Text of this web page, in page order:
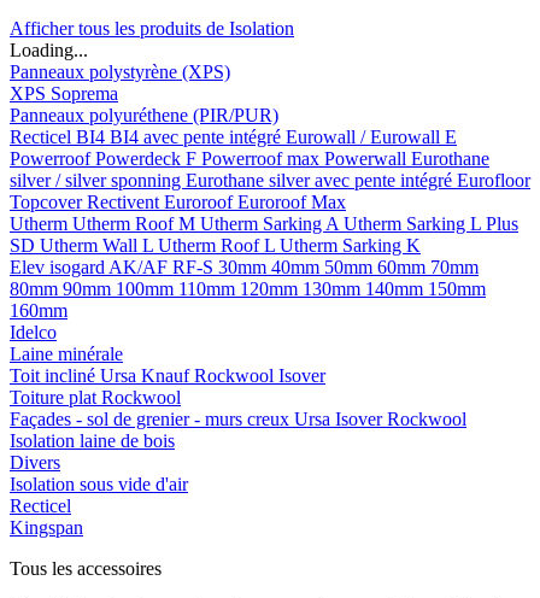
Afficher tous les produits de Isolation
Loading...
Panneaux polystyrène (XPS)
XPS Soprema
Panneaux polyuréthene (PIR/PUR)
Recticel BI4 BI4 avec pente intégré Eurowall / Eurowall E
PowerroofPowerdeck F Powerroof max Powerwall Eurothane
silver / silver sponning Eurothane silver avec pente intégré Eurofloor
TopcoverRectivent EuroroofEuroroof Max
Utherm Utherm Roof M Utherm Sarking A Utherm Sarking L Plus
SD Utherm Wall L Utherm Roof L Utherm Sarking K
Elev isogard AK/AF RF-S 30mm 40mm 50mm 60mm 70mm
80mm 90mm 100mm 110mm 120mm 130mm 140mm 150mm
160mm
Idelco
Laine minérale
Toit incliné Ursa KnaufRockwool Isover
Toiture plat Rockwool
Façades - sol de grenier - murs creux Ursa IsoverRockwool
Isolation laine de bois
Divers
Isolation sous vide d'air
Recticel
Kingspan
Tous les accessoires